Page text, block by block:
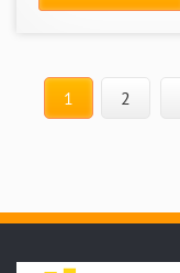
1 2